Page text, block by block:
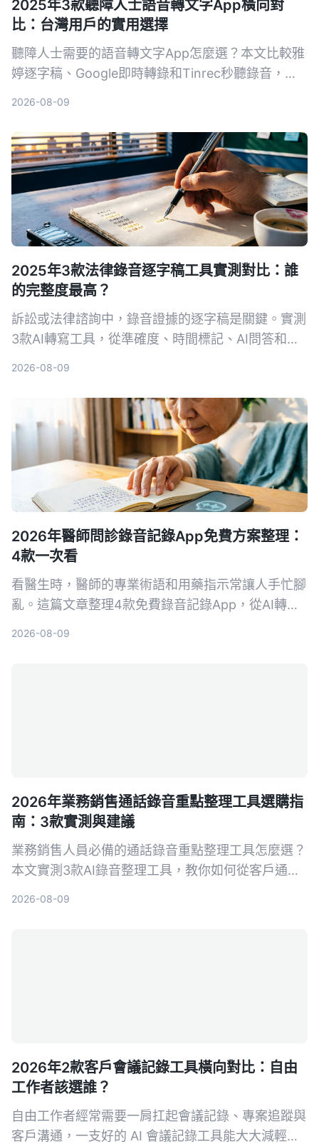
2025年3款聽障人士語音轉文字App橫向對
比：台灣用戶的實用選擇
聽障人士需要的語音轉文字App怎麼選？本文比較雅
婷逐字稿、Google即時轉錄和Tinrec秒聽錄音，從
2026-08-09
2025年3款法律錄音逐字稿工具實測對比：誰
的完整度最高？
訴訟或法律諮詢中，錄音證據的逐字稿是關鍵。實測
3款AI轉寫工具，從準確度、時間標記、AI問答和法
2026-08-09
2026年醫師問診錄音記錄App免費方案整理：
4款一次看
看醫生時，醫師的專業術語和用藥指示常讓人手忙腳
亂。這篇文章整理4款免費錄音記錄App，從AI轉文
2026-08-09
2026年業務銷售通話錄音重點整理工具選購指
南：3款實測與建議
業務銷售人員必備的通話錄音重點整理工具怎麼選？
本文實測3款AI錄音整理工具，教你如何從客戶通話
2026-08-09
2026年2款客戶會議記錄工具橫向對比：自由
工作者該選誰？
自由工作者經常需要一肩扛起會議記錄、專案追蹤與
客戶溝通，一支好的 AI 會議記錄工具能大大減輕負